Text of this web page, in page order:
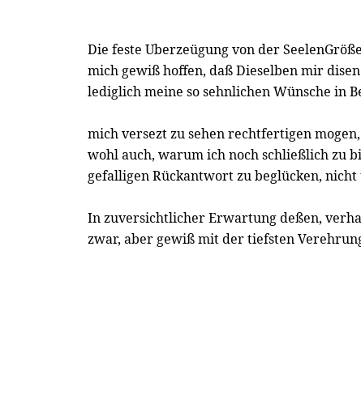
Die feste Uberzeügung von der
mich gewiß hoffen, daß Dieselben mir
lediglich meine so sehnlichen Wünsche in
mich versezt zu sehen rechtfertigen
wohl auch, warum ich noch schließlich zu
gefalligen Rückantwort zu beglücken,
In zuversichtlicher Erwartung deßen,
zwar, aber gewiß mit der tiefsten